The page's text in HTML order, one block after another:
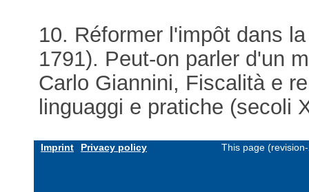
10. Réformer l'impôt dans
1791). Peut-on parler d'un
Carlo Giannini, Fiscalità e
linguaggi e pratiche (secoli
Imprint Privacy policy This page